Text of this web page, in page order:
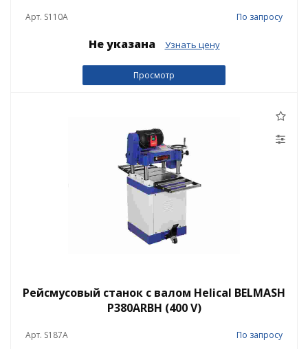
Арт. S110A По запросу
Не указана Узнать цену
Просмотр
Рейсмусовый станок с валом Helical BELMASH
P380ARBH (400 V)
Арт. S187A По запросу